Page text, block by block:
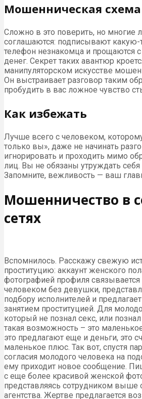
Мошенническая схема
Сложно в это поверить, но многие
соглашаются: подписывают какую-
телефон незнакомца и прощаются
денег. Секрет таких авантюр
манипуляторском искусстве
Он выстраивает разговор таким
пробудить в вас ложное чувство
Как избежать
Лучше всего с человеком,
только вы», даже не начинать
игнорировать и проходить мимо
лиц. Вы не обязаны утруждать
Запомните, вежливость — ваш
Мошенничество в
сетях
Вспомнилось. Расскажу свежую
проституцию: аккаунт женского
фотографией профиля
человеком без девушки,
подбору исполнителей и
занятием проституцией. Для
который не познал секс, или
такая возможность – это
это предлагают еще и деньги, это
маленькое плюс. Так вот, спустя
согласия молодого человека на
ему приходит новое сообщение.
с еще более красивой женской
представляясь сотрудником выше
агентства. Жертве предлагается